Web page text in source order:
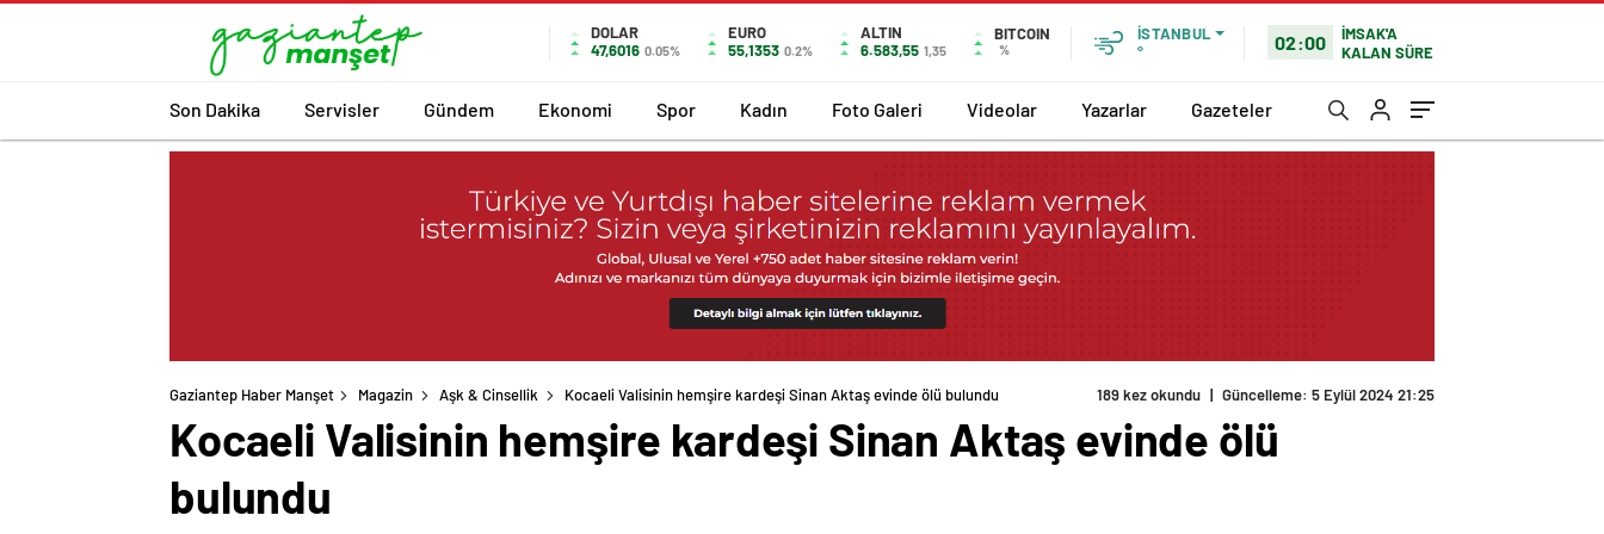
DOLAR
47,6016 0.05%
EURO
55,1353 0.2%
ALTIN
6.583,55 1,35
BITCOIN
%
İSTANBUL
°
02:00
İMSAK'A
KALAN SÜRE
Son Dakika Servisler Gündem Ekonomi Spor Kadın Foto Galeri Videolar Yazarlar Gazeteler
Gaziantep Haber Manşet Magazin Aşk & Cinsellik Kocaeli Valisinin hemşire kardeşi Sinan Aktaş evinde ölü bulundu
Kocaeli Valisinin hemşire kardeşi Sinan Aktaş evinde ölü
bulundu